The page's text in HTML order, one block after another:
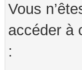
Vous
accéder à
: